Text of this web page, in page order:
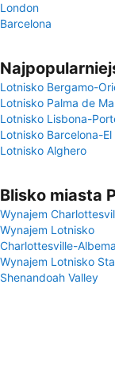
London
Barcelona
Lotnisko Bergamo-
Lotnisko Palma de
Lotnisko Lisbona-
Lotnisko Barcelona-El
Lotnisko Alghero
Blisko miasta
Wynajem
Wynajem Lotnisko
Charlottesville-
Wynajem Lotnisko
Shenandoah Valley